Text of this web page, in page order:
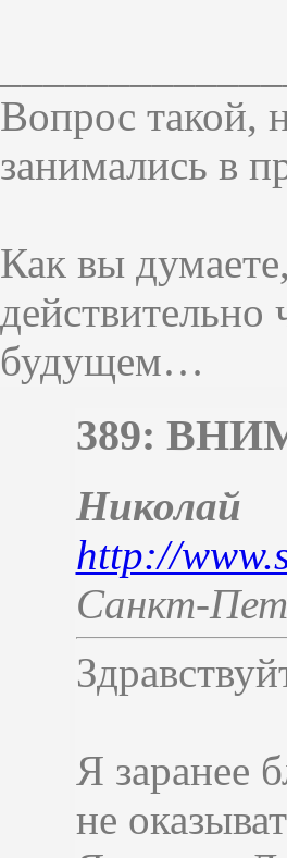
Вопрос такой,
занимались в
Как вы
будущем…
389:
http://
Санкт-
Я заранее
не